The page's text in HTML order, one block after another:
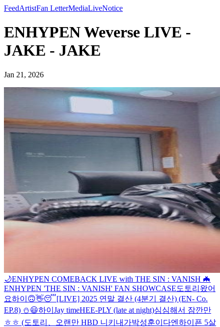
FeedArtistFan LetterMediaLiveNotice
ENHYPEN Weverse LIVE -
JAKE - JAKE
Jan 21, 2026
🌙ENHYPEN COMEBACK LIVE with THE SIN : VANISH 🦇
ENHYPEN 'THE SIN : VANISH' FAN SHOWCASE도토리왔어
요하이 🙃👋😴[LIVE] 2025 연말 결산 (4분기 결산) (EN- Co.
EP.8) ⛄️😃하이 Jay timeHEE-PLY (late at night)심심해서 잠깐만
ㅎㅎ (도토리
오랜만 HBD 니키 내가박성훈이다엔하이픈 5살